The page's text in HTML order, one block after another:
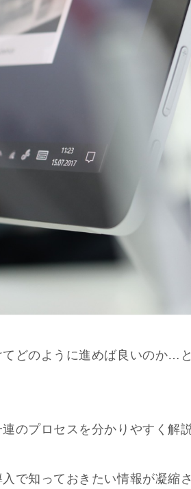
どのように進めば良いのか…
のプロセスを分かりやすく解
で知っておきたい情報が凝縮